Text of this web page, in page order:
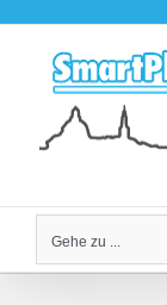
springen
Gehe zu ...